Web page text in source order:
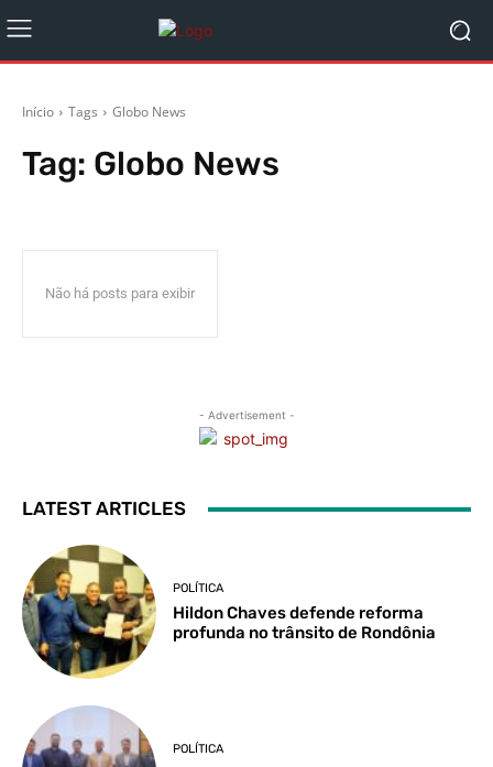
Início Tags Globo News
Tag: Globo News
Não há posts para exibir
- Advertisement -
LATEST ARTICLES
POLÍTICA
Hildon Chaves defende reforma
profunda no trânsito de Rondônia
POLÍTICA